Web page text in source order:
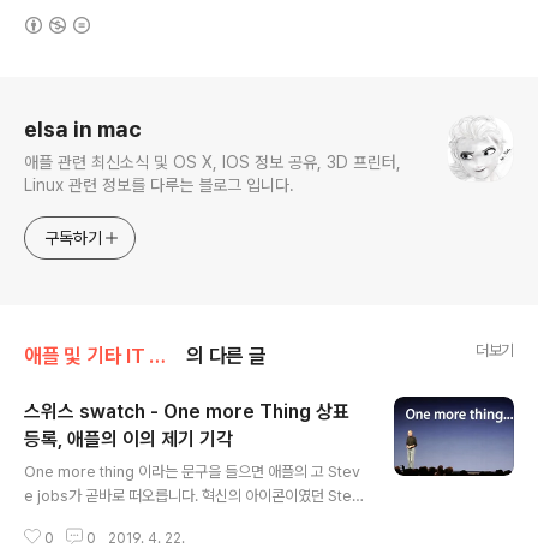
elsa in mac
애플 관련 최신소식 및 OS X, IOS 정보 공유, 3D 프린터,
Linux 관련 정보를 다루는 블로그 입니다.
구독하기
애플 및 기타 IT 소식/애플 관련 소식 의 다른 글 더보기
스위스 swatch - One more Thing 상표
등록, 애플의 이의 제기 기각
One more thing 이라는 문구을 들으면 애플의 고 Stev
e jobs가 곧바로 떠오릅니다. 혁신의 아이콘이였던 Stev
키노트에서 사용해 왔던 문구이죠... 늘 키노트를 보면서 이
0 0 2019. 4. 22.